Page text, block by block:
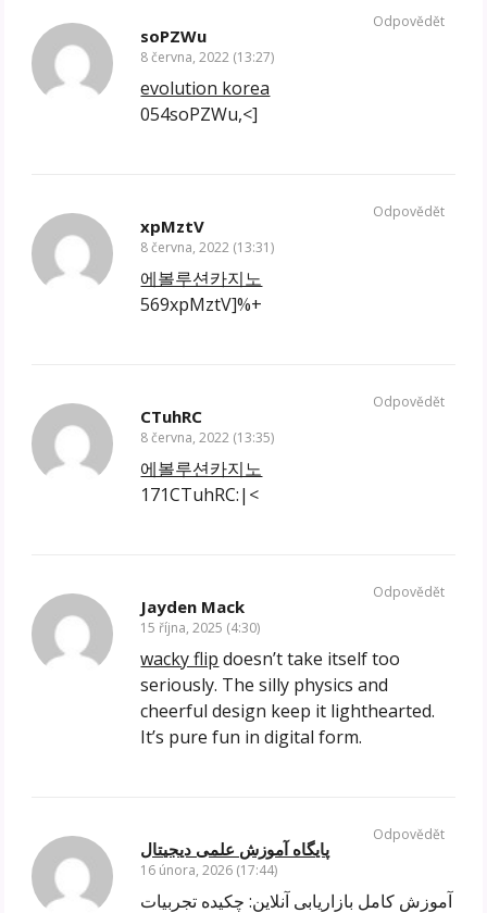
soPZWu
8 června, 2022 (13:27)
evolution korea
054soPZWu,<]
Odpovědět
xpMztV
8 června, 2022 (13:31)
에볼루션카지노
569xpMztV]%+
Odpovědět
CTuhRC
8 června, 2022 (13:35)
에볼루션카지노
171CTuhRC:|<
Odpovědět
Jayden Mack
15 října, 2025 (4:30)
wacky flip doesn’t take itself too
seriously. The silly physics and
cheerful design keep it lighthearted.
It’s pure fun in digital form.
Odpovědět
پایگاه آموزش علمی دیجیتال
16 února, 2026 (17:44)
آموزش کامل بازاریابی آنلاین: چکیده تجربیات
Odpovědět